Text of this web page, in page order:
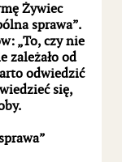
Żywiec
sprawa”.
„To, czy nie
zależało od
odwiedzić
się,